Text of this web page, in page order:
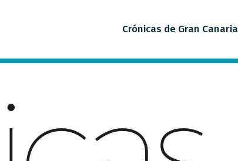
Crónicas de Gran Canaria